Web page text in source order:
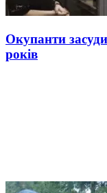
Окупанти
років